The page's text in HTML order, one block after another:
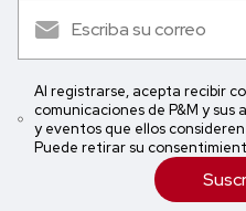
Al registrarse, acepta recibir
comunicaciones de P&M y sus
y eventos que ellos
Puede retirar su